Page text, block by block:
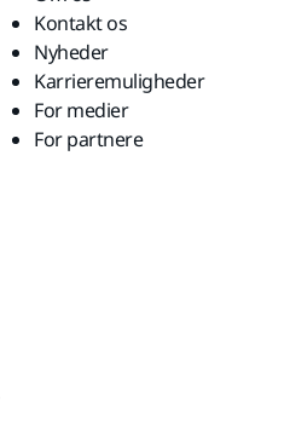
Kontakt os
Nyheder
Karrieremuligheder
For medier
For partnere